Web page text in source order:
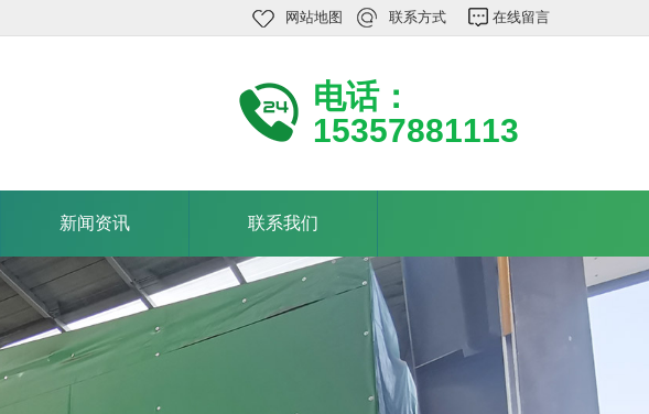
网站地图 联系方式 在线留言
电话：
15357881113
新闻资讯 联系我们